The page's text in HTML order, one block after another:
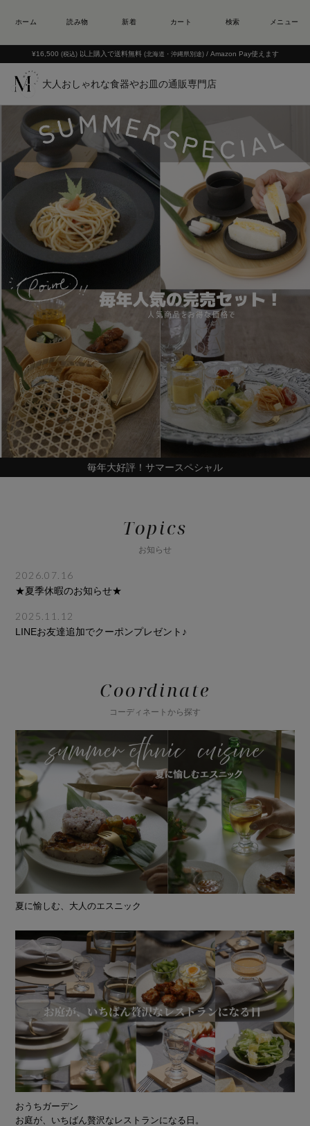
¥16,500 (税込) 以上購入で送料無料 (北海道・沖縄県別途) / Amazon Pay使えます
大人おしゃれな食器やお皿の通販専門店
毎年大好評！サマースペシャル
Topics
お知らせ
2026.07.16
★夏季休暇のお知らせ★
2025.11.12
LINEお友達追加でクーポンプレゼント♪
Coordinate
コーディネートから探す
夏に愉しむ、大人のエスニック
おうちガーデン
お庭が、いちばん贅沢なレストランになる日。